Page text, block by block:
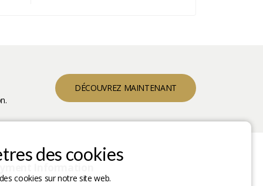
DÉCOUVREZ MAINTENANT
des cookies
cookies sur notre site web.